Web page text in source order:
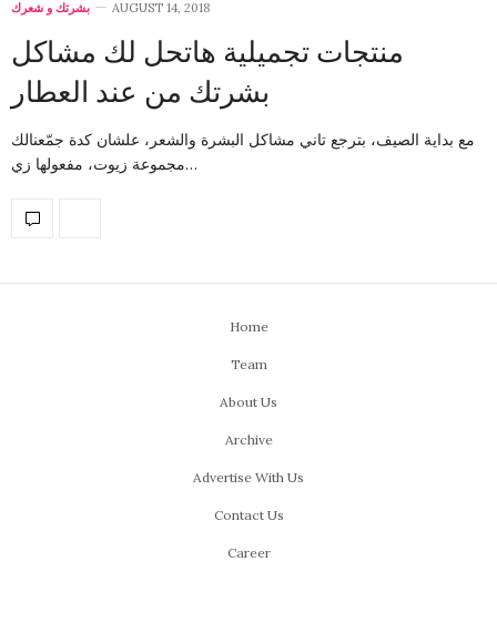
بشرتك و شعرك AUGUST 14, 2018
منتجات تجميلية هاتحل لك مشاكل
بشرتك من عند العطار
مع بداية الصيف، بترجع تاني مشاكل البشرة والشعر، علشان كدة جمّعنالك
مجموعة زيوت، مفعولها زي…
Home
Team
About Us
Archive
Advertise With Us
Contact Us
Career